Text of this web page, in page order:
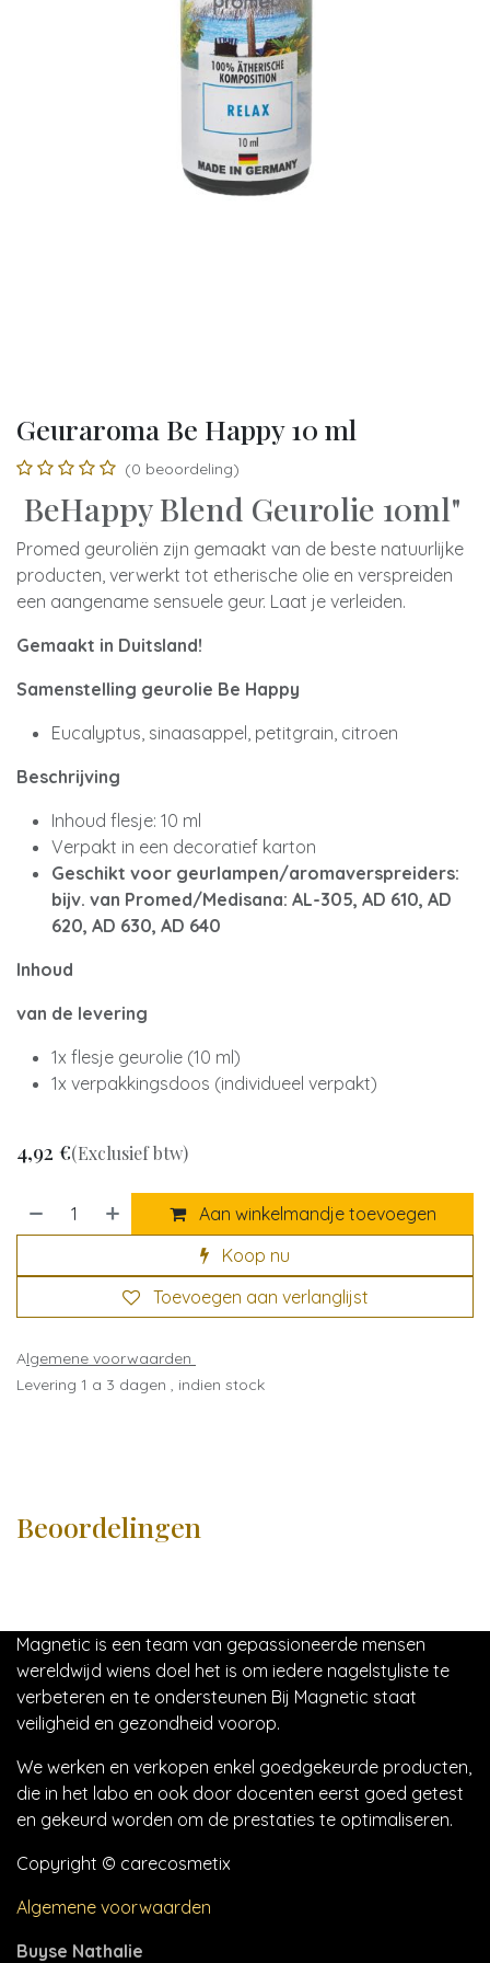
Geuraroma Be Happy 10 ml
(0 beoordeling)
BeHappy Blend Geurolie 10ml"
Promed geuroliën zijn gemaakt van de beste natuurlijke
producten, verwerkt tot etherische olie en verspreiden
een aangename sensuele geur. Laat je verleiden.
Gemaakt in Duitsland!
Samenstelling geurolie Be Happy
Eucalyptus, sinaasappel, petitgrain, citroen
Beschrijving
Inhoud flesje: 10 ml
Verpakt in een decoratief karton
Geschikt voor geurlampen/aromaverspreiders:
bijv. van Promed/Medisana: AL-305, AD 610, AD
620, AD 630, AD 640
Inhoud
van de levering
1x flesje geurolie (10 ml)
1x verpakkingsdoos (individueel verpakt)
4,92 €(Exclusief btw)
Aan winkelmandje toevoegen
Koop nu
Toevoegen aan verlanglijst
Algemene voorwaarden
Levering 1 a 3 dagen , indien stock
Beoordelingen
Magnetic is een team van gepassioneerde mensen
wereldwijd wiens doel het is om iedere nagelstyliste te
verbeteren en te ondersteunen Bij Magnetic staat
veiligheid en gezondheid voorop.
We werken en verkopen enkel goedgekeurde producten,
die in het labo en ook door docenten eerst goed getest
en gekeurd worden om de prestaties te optimaliseren.
Copyright © carecosmetix
Algemene voorwaarden
Buyse Nathalie